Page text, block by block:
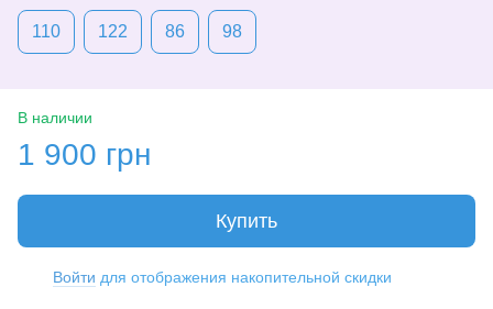
110 122 86 98
В наличии
1 900 грн
Купить
Войти для отображения накопительной скидки